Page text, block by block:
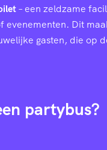
– een zeldzame
evenementen. Dit
gasten, die op
partybus?